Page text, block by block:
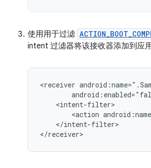
使用用于过滤
intent 过滤器将该接收器添加到应
<receiver
<action
</intent-filter>
</receiver>